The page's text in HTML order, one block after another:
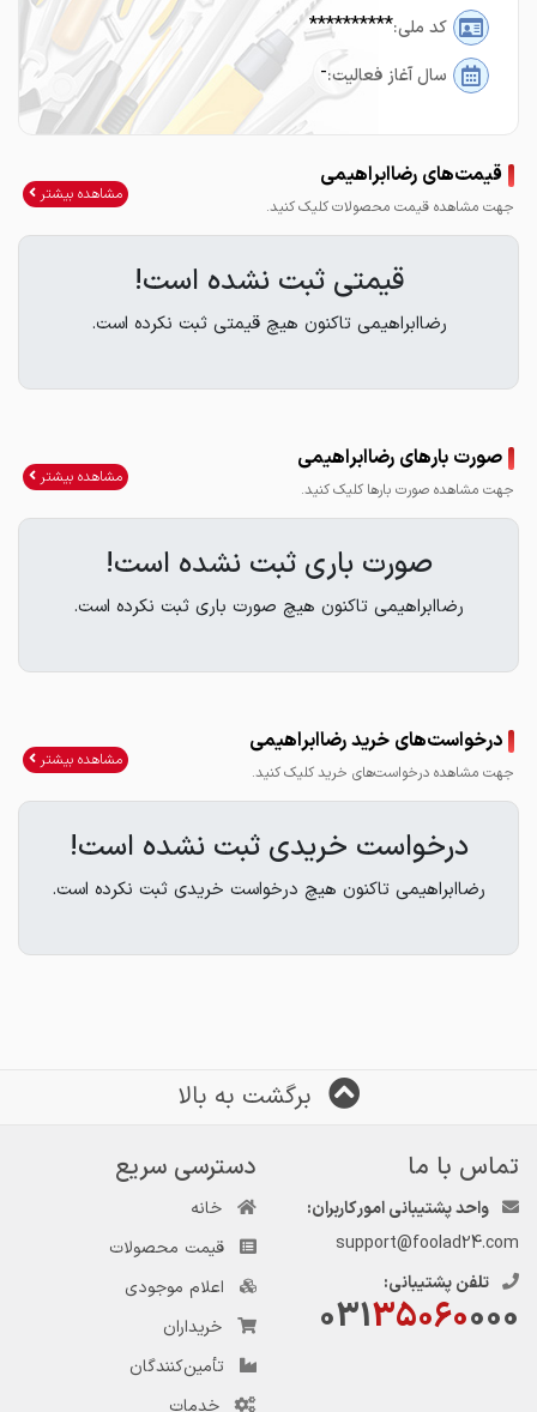
کد ملی:**********
سال آغاز فعالیت:-
قیمت‌های رضاابراهیمی
جهت مشاهده قیمت محصولات کلیک کنید.
مشاهده بیشتر
قیمتی ثبت نشده است!
رضاابراهیمی تاکنون هیچ قیمتی ثبت نکرده است.
صورت بارهای رضاابراهیمی
جهت مشاهده صورت بارها کلیک کنید.
مشاهده بیشتر
صورت باری ثبت نشده است!
رضاابراهیمی تاکنون هیچ صورت باری ثبت نکرده است.
درخواست‌های خرید رضاابراهیمی
جهت مشاهده درخواست‌های خرید کلیک کنید.
مشاهده بیشتر
درخواست خریدی ثبت نشده است!
رضاابراهیمی تاکنون هیچ درخواست خریدی ثبت نکرده است.
برگشت به بالا
تماس با ما
واحد پشتیبانی امور کاربران:
support@foolad24.com
تلفن پشتیبانی:
03135060000
دسترسی سریع
خانه
قیمت محصولات
اعلام موجودی
خریداران
تأمین‌کنندگان